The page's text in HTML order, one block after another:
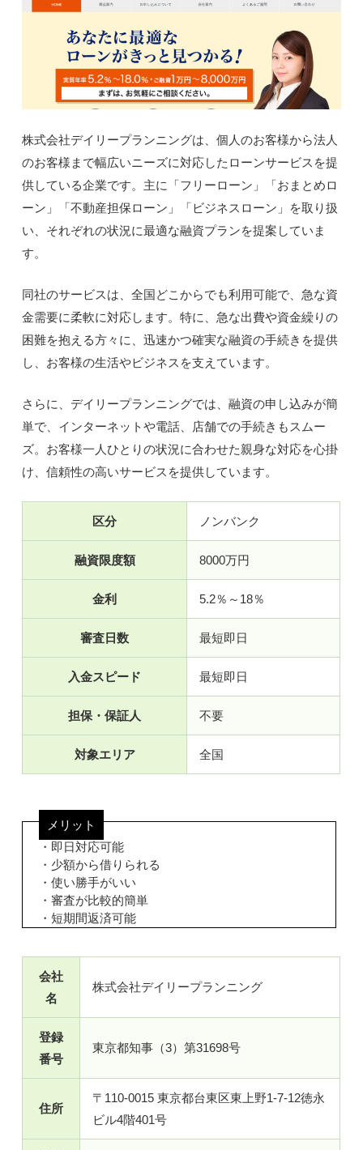
株式会社デイリープランニングは、個人のお客様から法人
のお客様まで幅広いニーズに対応したローンサービスを提
供している企業です。主に「フリーローン」「おまとめロ
ーン」「不動産担保ローン」「ビジネスローン」を取り扱
い、それぞれの状況に最適な融資プランを提案していま
す。
同社のサービスは、全国どこからでも利用可能で、急な資
金需要に柔軟に対応します。特に、急な出費や資金繰りの
困難を抱える方々に、迅速かつ確実な融資の手続きを提供
し、お客様の生活やビジネスを支えています。
さらに、デイリープランニングでは、融資の申し込みが簡
単で、インターネットや電話、店舗での手続きもスムー
ズ。お客様一人ひとりの状況に合わせた親身な対応を心掛
け、信頼性の高いサービスを提供しています。
区分 ノンバンク
融資限度額 8000万円
金利 5.2％～18％
審査日数 最短即日
入金スピード 最短即日
担保・保証人 不要
対象エリア 全国
メリット
・即日対応可能
・少額から借りられる
・使い勝手がいい
・審査が比較的簡単
・短期間返済可能
会社
名
株式会社デイリープランニング
登録
番号
東京都知事（3）第31698号
住所
〒110-0015 東京都台東区東上野1-7-12徳永
ビル4階401号